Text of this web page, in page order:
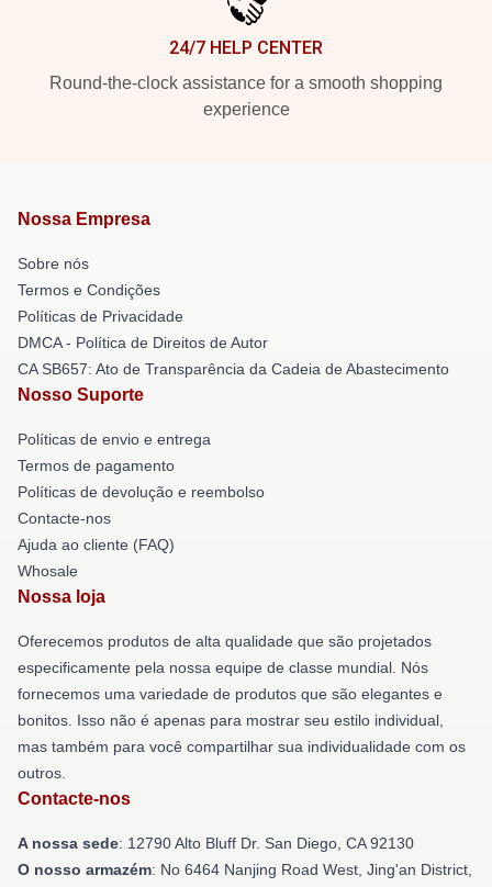
24/7 HELP CENTER
Round-the-clock assistance for a smooth shopping
experience
Nossa Empresa
Sobre nós
Termos e Condições
Políticas de Privacidade
DMCA - Política de Direitos de Autor
CA SB657: Ato de Transparência da Cadeia de Abastecimento
Nosso Suporte
Políticas de envio e entrega
Termos de pagamento
Políticas de devolução e reembolso
Contacte-nos
Ajuda ao cliente (FAQ)
Whosale
Nossa loja
Oferecemos produtos de alta qualidade que são projetados
especificamente pela nossa equipe de classe mundial. Nós
fornecemos uma variedade de produtos que são elegantes e
bonitos. Isso não é apenas para mostrar seu estilo individual,
mas também para você compartilhar sua individualidade com os
outros.
Contacte-nos
A nossa sede: 12790 Alto Bluff Dr. San Diego, CA 92130
O nosso armazém: No 6464 Nanjing Road West, Jing'an District,